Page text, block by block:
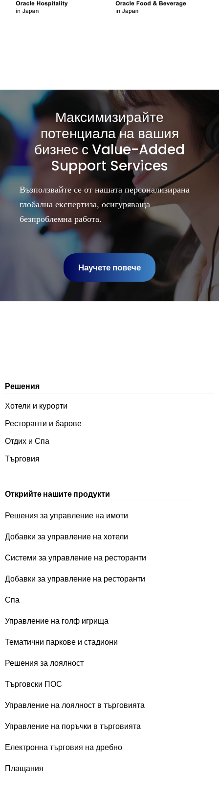
Максимизирайте
потенциала на вашия
бизнес с Value-Added
Support Services
Възползвайте се от нашата персонализирана
глобална експертиза, осигуряваща
безпроблемна работа.
Научете повече
Решения
Хотели и курорти
Ресторанти и барове
Отдих и Спа
Търговия
Открийте нашите продукти
Решения за управление на имоти
Добавки за управление на хотели
Системи за управление на ресторанти
Добавки за управление на ресторанти
Спа
Управление на голф игрища
Тематични паркове и стадиони
Решения за лоялност
Търговски ПОС
Управление на лоялност в търговията
Управление на поръчки в търговията
Електронна търговия на дребно
Плащания